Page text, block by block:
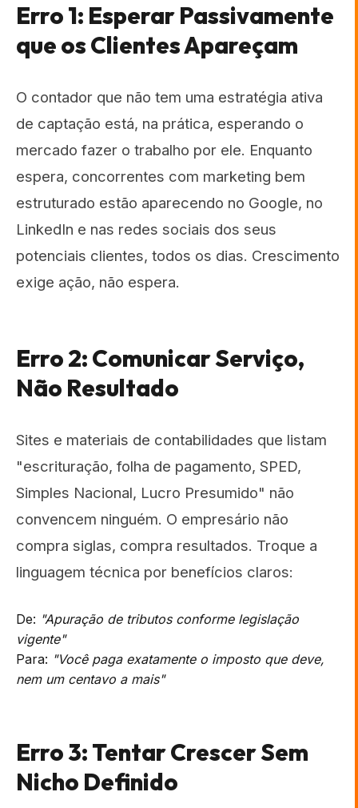
Erro 1: Esperar Passivamente
que os Clientes Apareçam
O contador que não tem uma estratégia ativa
de captação está, na prática, esperando o
mercado fazer o trabalho por ele. Enquanto
espera, concorrentes com marketing bem
estruturado estão aparecendo no Google, no
LinkedIn e nas redes sociais dos seus
potenciais clientes, todos os dias. Crescimento
exige ação, não espera.
Erro 2: Comunicar Serviço,
Não Resultado
Sites e materiais de contabilidades que listam
"escrituração, folha de pagamento, SPED,
Simples Nacional, Lucro Presumido" não
convencem ninguém. O empresário não
compra siglas, compra resultados. Troque a
linguagem técnica por benefícios claros:
De: "Apuração de tributos conforme legislação
vigente"
Para: "Você paga exatamente o imposto que deve,
nem um centavo a mais"
Erro 3: Tentar Crescer Sem
Nicho Definido